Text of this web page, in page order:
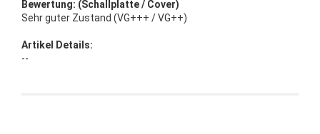
Bewertung: (Schallplatte / Cover)
Sehr guter Zustand (VG+++ / VG++)
Artikel Details:
--